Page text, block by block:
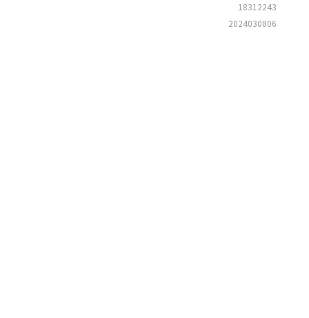
18312243
2024030806